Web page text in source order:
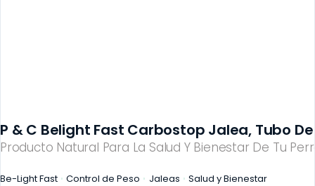
Producto Natural Para La Salud Y Bienestar De Tu
P & C Belight Fast Carbostop Jalea, Tubo De
Be-Light Fast Control de Peso Jaleas Salud y Bienestar